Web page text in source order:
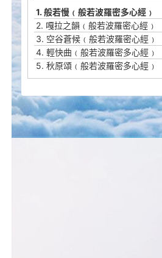
播
放
器
/
下
箭
头
键
增
高
或
降
1. 般若慢﹙般若波羅密多心經﹚
2. 嘎拉之韻﹙般若波羅密心經﹚
3. 空谷蒼候﹙般若波羅密心經﹚
4. 輕快曲﹙般若波羅密多心經﹚
5. 秋原頌﹙般若波羅密多心經﹚